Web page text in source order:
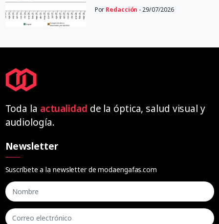
Por Redacción - 29/07/2026
Toda la actualidad de la óptica, salud visual y
audiología.
Newsletter
Suscríbete a la newsletter de modaengafas.com